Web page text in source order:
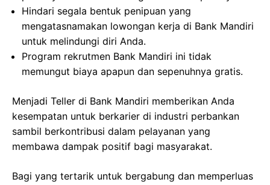
Hindari segala bentuk penipuan yang
mengatasnamakan lowongan kerja di Bank Mandiri
untuk melindungi diri Anda.
Program rekrutmen Bank Mandiri ini tidak
memungut biaya apapun dan sepenuhnya gratis.
Menjadi Teller di Bank Mandiri memberikan Anda
kesempatan untuk berkarier di industri perbankan
sambil berkontribusi dalam pelayanan yang
membawa dampak positif bagi masyarakat.
Bagi yang tertarik untuk bergabung dan memperluas